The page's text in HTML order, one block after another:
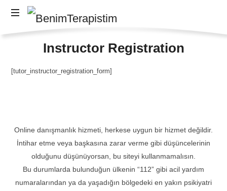
BenimTerapistim
Sağlıklı
Zihinler,
İnsanlar
Instructor Registration
[tutor_instructor_registration_form]
Online danışmanlık hizmeti, herkese uygun bir hizmet değildir.
İntihar etme veya başkasına zarar verme gibi düşüncelerinin
olduğunu düşünüyorsan, bu siteyi kullanmamalısın.
Bu durumlarda bulunduğun ülkenin “112” gibi acil yardım
numaralarından ya da yaşadığın bölgedeki en yakın psikiyatri